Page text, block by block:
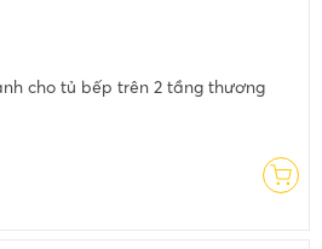
cho tủ bếp trên 2 tầng thương